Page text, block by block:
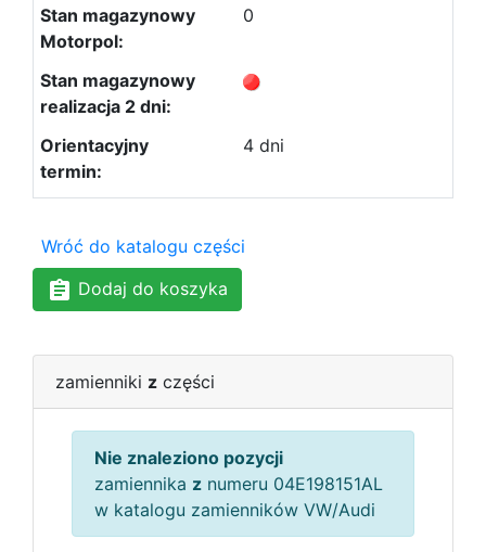
0
4 dni
Wróć do katalogu części
Dodaj do koszyka
zamienniki z części
Nie znaleziono pozycji
zamiennika z numeru 04E198151AL
w katalogu zamienników VW/Audi